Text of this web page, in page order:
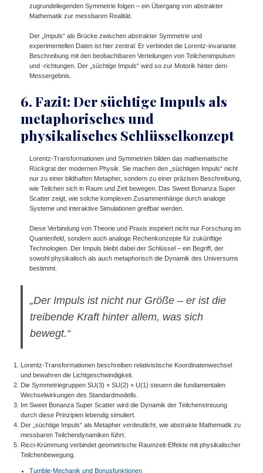
zugrundeliegenden Symmetrie folgen – ein Übergang von abstrakter
Mathematik zur messbaren Realität.
Der „Impuls“ als Brücke zwischen abstrakter Symmetrie und
experimentellen Daten ist hier zentral: Er verbindet die Lorentz-invariante
Beschreibung mit den beobachtbaren Verteilungen von Teilchenimpulsen
und -richtungen. Der „süchtige Impuls“ wird so zur Motorik hinter dem
Messergebnis.
6. Fazit: Der süchtige Impuls als
metaphorisches und
physikalisches Schlüsselkonzept
Lorentz-Transformationen und Symmetrien bilden das mathematische
Rückgrat der modernen Physik. Sie machen den „süchtigen Impuls“ nicht
nur zu einer bildhaften Metapher, sondern zu einer präzisen Beschreibung,
wie Teilchen sich in Raum und Zeit bewegen. Das Sweet Bonanza Super
Scatter zeigt, wie solche komplexen Zusammenhänge durch analoge
Systeme und interaktive Simulationen greifbar werden.
Diese Verbindung von Theorie und Praxis inspiriert nicht nur Forschung im
Quantenfeld, sondern auch analoge Rechenkonzepte für zukünftige
Technologien. Der Impuls bleibt dabei der Schlüssel – ein Begriff, der
sowohl physikalisch als auch metaphorisch die Dynamik des Universums
bestimmt.
„Der Impuls ist nicht nur Größe – er ist die
treibende Kraft hinter allem, was sich
bewegt.“
Lorentz-Transformationen beschreiben relativistische Koordinatenwechsel
und bewahren die Lichtgeschwindigkeit.
Die Symmetriegruppen SU(3) × SU(2) × U(1) steuern die fundamentalen
Wechselwirkungen des Standardmodells.
Im Sweet Bonanza Super Scatter wird die Dynamik der Teilchenstreuung
durch diese Prinzipien lebendig simuliert.
Der „süchtige Impuls“ als Metapher verdeutlicht, wie abstrakte Mathematik zu
messbaren Teilchendynamiken führt.
Ricci-Krümmung verbindet geometrische Raumzeit-Effekte mit physikalischer
Teilchenbewegung.
Tumble-Mechanik und Bonusfunktionen